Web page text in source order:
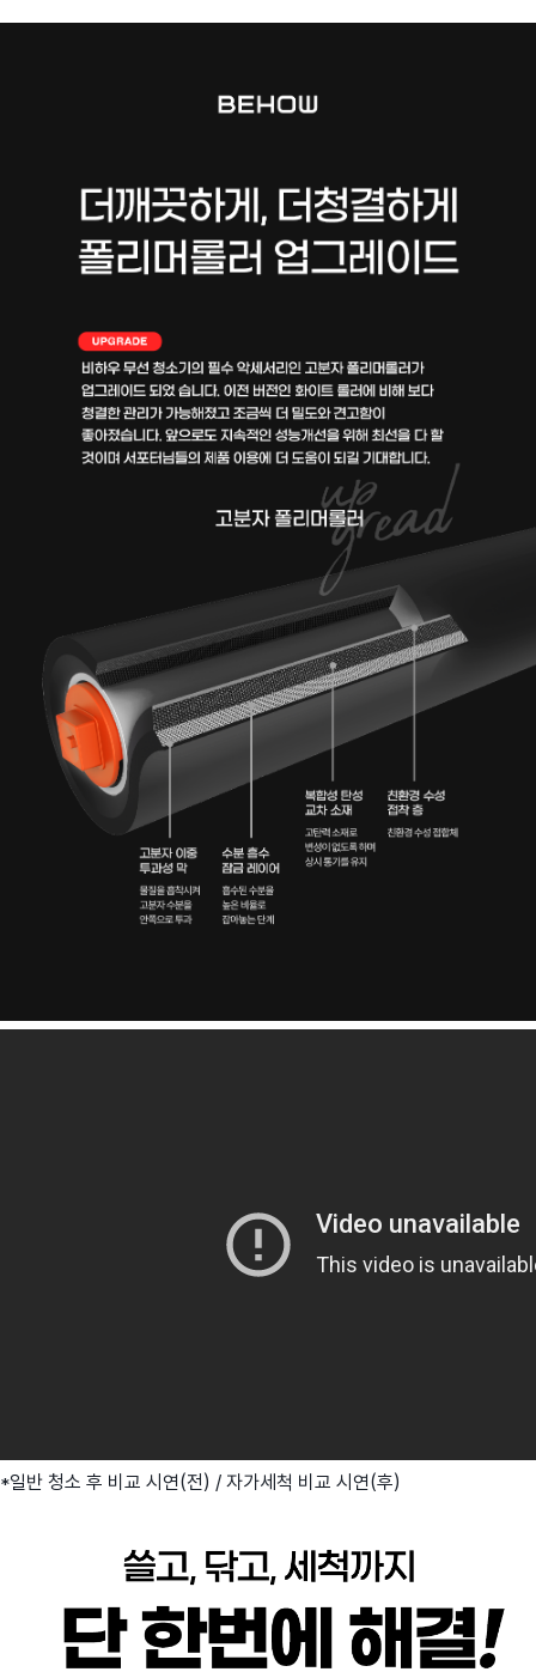
*일반 청소 후 비교 시연(전) / 자가세척 비교 시연(후)